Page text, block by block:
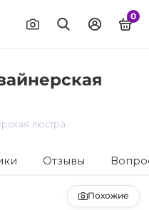
0
люстра
Отзывы
Похожие